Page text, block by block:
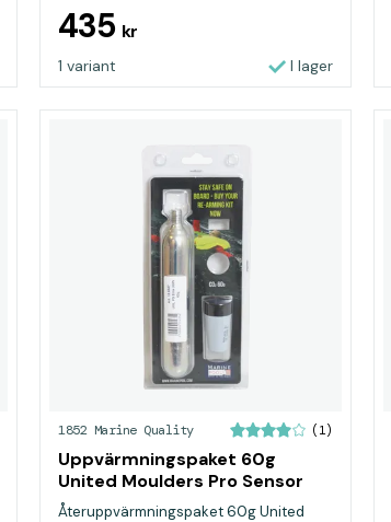
435 kr
1 variant I lager
1852 Marine Quality (1)
Uppvärmningspaket 60g
United Moulders Pro Sensor
Elite
Återuppvärmningspaket 60g United